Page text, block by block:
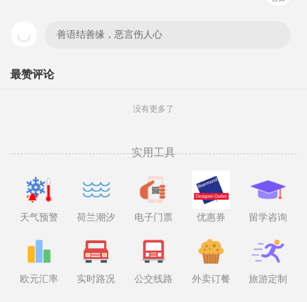
善语结善缘，恶言伤人心
最赞评论
没有更多了
实用工具
天气预警 荷兰潮汐 电子门票 优惠券 留学咨询
欧元汇率 实时路况 公交线路 外卖订餐 旅游定制